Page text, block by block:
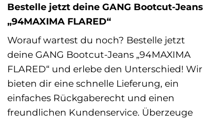
Bestelle jetzt deine GANG Bootcut-Jeans
„94MAXIMA FLARED“
Worauf wartest du noch? Bestelle jetzt
deine GANG Bootcut-Jeans „94MAXIMA
FLARED“ und erlebe den Unterschied! Wir
bieten dir eine schnelle Lieferung, ein
einfaches Rückgaberecht und einen
freundlichen Kundenservice. Überzeuge